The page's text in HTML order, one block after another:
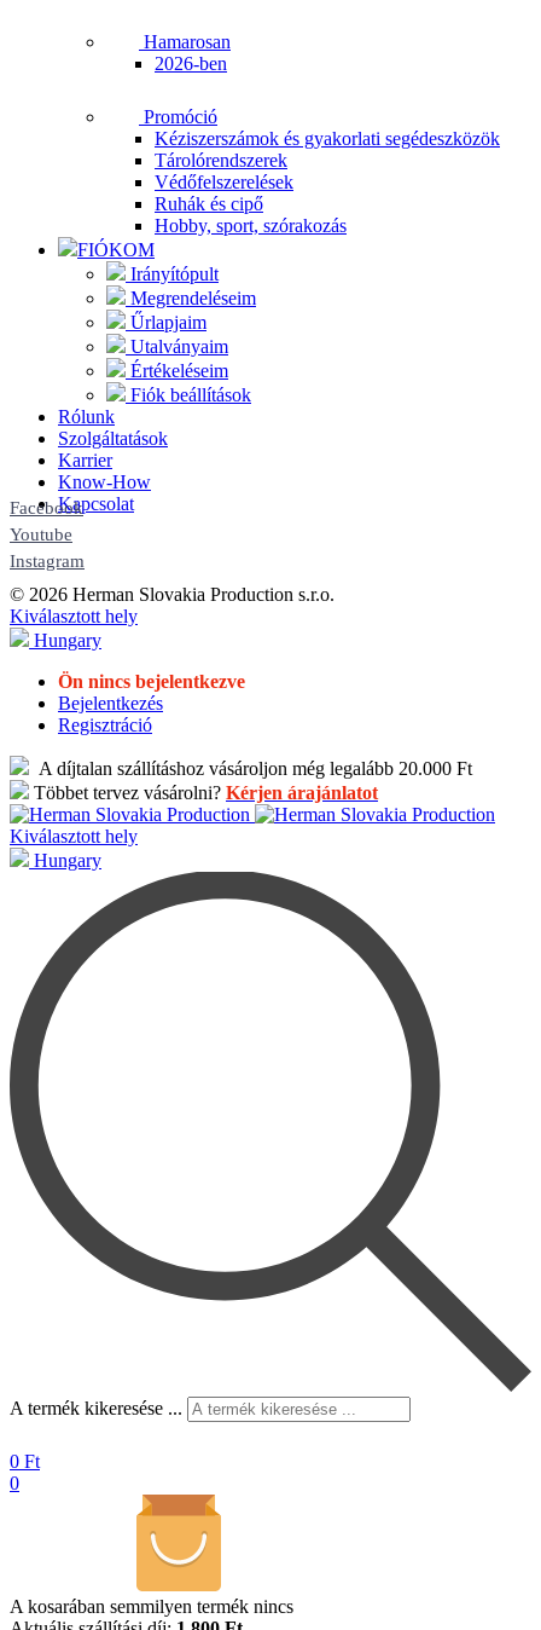
Hamarosan
2026-ben
Promóció
Kéziszerszámok és gyakorlati segédeszközök
Tárolórendszerek
Védőfelszerelések
Ruhák és cipő
Hobby, sport, szórakozás
FIÓKOM
Irányítópult
Megrendeléseim
Űrlapjaim
Utalványaim
Értékeléseim
Fiók beállítások
Rólunk
Szolgáltatások
Karrier
Know-How
Kapcsolat
Facebook
Youtube
Instagram
© 2026 Herman Slovakia Production s.r.o.
Kiválasztott hely
Hungary
Ön nincs bejelentkezve
Bejelentkezés
Regisztráció
A díjtalan szállításhoz vásároljon még legalább 20.000 Ft
Többet tervez vásárolni? Kérjen árajánlatot
Kiválasztott hely
Hungary
A termék kikeresése ...
0 Ft
0
A kosarában semmilyen termék nincs